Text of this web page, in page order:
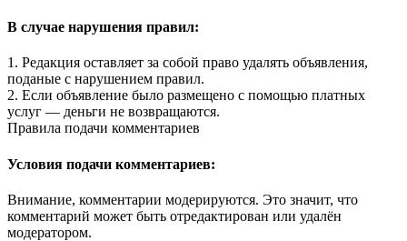
В случае нарушения правил:
1. Редакция оставляет за собой право удалять объявления,
поданые с нарушением правил.
2. Если объявление было размещено с помощью платных
услуг — деньги не возвращаются.
Правила подачи комментариев
Условия подачи комментариев:
Внимание, комментарии модерируются. Это значит, что
комментарий может быть отредактирован или удалён
модератором.